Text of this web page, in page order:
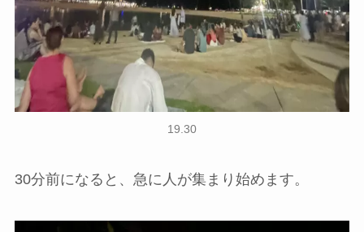
19.30
30分前になると、急に人が集まり始めます。